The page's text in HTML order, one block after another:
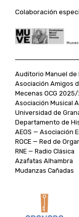
Colaboración
Auditorio Manuel de
Asociación Amigos
Mecenas OCG
Asociación Musical
Universidad de
Departamento de
AEOS — Asociación
ROCE — Red de
RNE — Radio Clásica
Azafatas Alhambra
Mudanzas Cañadas